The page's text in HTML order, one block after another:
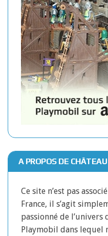
A PROPOS DE
Ce site n’est pas
France, il s’agit
passionné de l’univers
Playmobil dans lequel